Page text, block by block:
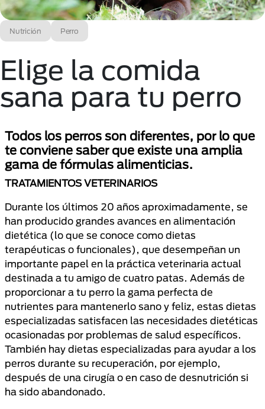
Nutrición Perro
Elige la comida
sana para tu perro
Todos los perros son diferentes, por lo que
te conviene saber que existe una amplia
gama de fórmulas alimenticias.
TRATAMIENTOS VETERINARIOS
Durante los últimos 20 años aproximadamente, se
han producido grandes avances en alimentación
dietética (lo que se conoce como dietas
terapéuticas o funcionales), que desempeñan un
importante papel en la práctica veterinaria actual
destinada a tu amigo de cuatro patas. Además de
proporcionar a tu perro la gama perfecta de
nutrientes para mantenerlo sano y feliz, estas dietas
especializadas satisfacen las necesidades dietéticas
ocasionadas por problemas de salud específicos.
También hay dietas especializadas para ayudar a los
perros durante su recuperación, por ejemplo,
después de una cirugía o en caso de desnutrición si
ha sido abandonado.